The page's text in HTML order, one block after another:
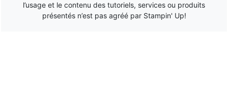
l’usage et le contenu des tutoriels, services ou produits
présentés n’est pas agréé par Stampin' Up!